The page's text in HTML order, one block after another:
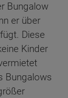
Bungalow
er über
Diese
Kinder
Bungalows